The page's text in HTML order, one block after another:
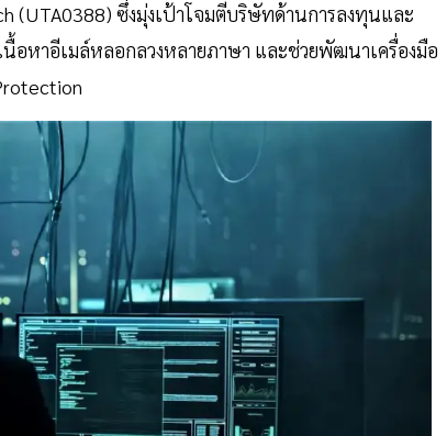
(UTA0388) ซึ่งมุ่งเป้าโจมตีบริษัทด้านการลงทุนและ
นื้อหาอีเมล์หลอกลวงหลายภาษา และช่วยพัฒนาเครื่องมือ